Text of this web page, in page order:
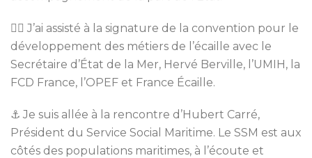
✍🏻 J’ai assisté à la signature de la convention pour le
développement des métiers de l’écaille avec le
Secrétaire d’État de la Mer, Hervé Berville, l’UMIH, la
FCD France, l’OPEF et France Écaille.
⚓️ Je suis allée à la rencontre d’Hubert Carré,
Président du Service Social Maritime. Le SSM est aux
côtés des populations maritimes, à l’écoute et